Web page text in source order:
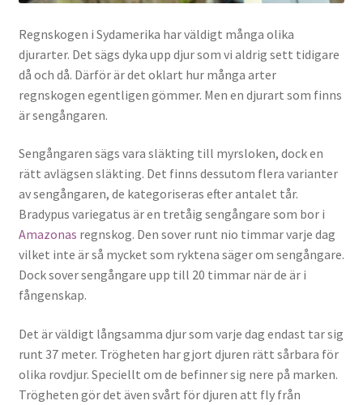
Regnskogen i Sydamerika har väldigt många olika
djurarter. Det sägs dyka upp djur som vi aldrig sett tidigare
då och då. Därför är det oklart hur många arter
regnskogen egentligen gömmer. Men en djurart som finns
är sengångaren.
Sengångaren sägs vara släkting till myrsloken, dock en
rätt avlägsen släkting. Det finns dessutom flera varianter
av sengångaren, de kategoriseras efter antalet tår.
Bradypus variegatus är en tretåig sengångare som bor i
Amazonas regnskog. Den sover runt nio timmar varje dag
vilket inte är så mycket som ryktena säger om sengångare.
Dock sover sengångare upp till 20 timmar när de är i
fångenskap.
Det är väldigt långsamma djur som varje dag endast tar sig
runt 37 meter. Trögheten har gjort djuren rätt sårbara för
olika rovdjur. Speciellt om de befinner sig nere på marken.
Trögheten gör det även svårt för djuren att fly från